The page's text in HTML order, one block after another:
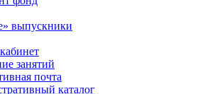
выпускники
занятий
почта
каталог